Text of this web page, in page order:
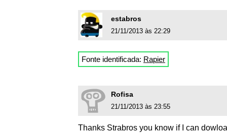
estabros
21/11/2013 às 22:29
Fonte identificada: Rapier
Rofisa
21/11/2013 às 23:55
Thanks Strabros you know if I can